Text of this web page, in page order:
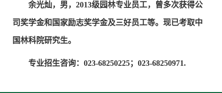
余光灿，男，2013级园林专业员工，曾多次获得公
司奖学金和国家励志奖学金及三好员工等。现已考取中
国林科院研究生。
专业招生咨询：023-68250225；023-68250971.